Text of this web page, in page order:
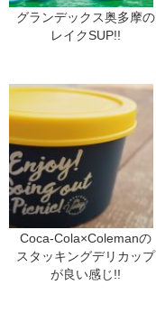
グランデックス奥多摩の
レイクSUP!!
Coca-Cola×Colemanの
スタッキングデリカップ
が良い感じ!!